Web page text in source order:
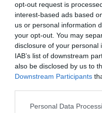
opt-out request is
interest-based ads based
us or personal information
your opt-out. You may
disclosure of your personal
IAB’s list of downstream
also be disclosed by us to
Downstream Participants
Please note that this
Personal Data
“Ελευθέριος
37χρονος με 4
κλαδέματος
Ακολούθησε
και μάθετε
Share